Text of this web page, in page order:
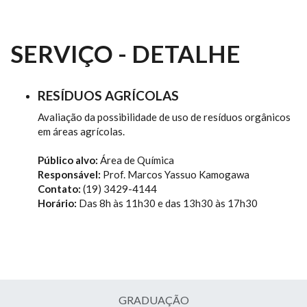
SERVIÇO - DETALHE
RESÍDUOS AGRÍCOLAS
Avaliação da possibilidade de uso de resíduos orgânicos
em áreas agrícolas.
Público alvo: Área de Química
Responsável: Prof. Marcos Yassuo Kamogawa
Contato: (19) 3429-4144
Horário: Das 8h às 11h30 e das 13h30 às 17h30
GRADUAÇÃO